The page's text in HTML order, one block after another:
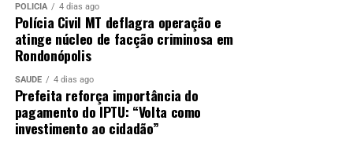
POLÍCIA 4 dias ago
Polícia Civil MT deflagra operação e
atinge núcleo de facção criminosa em
Rondonópolis
SAÚDE 4 dias ago
Prefeita reforça importância do
pagamento do IPTU: “Volta como
investimento ao cidadão”